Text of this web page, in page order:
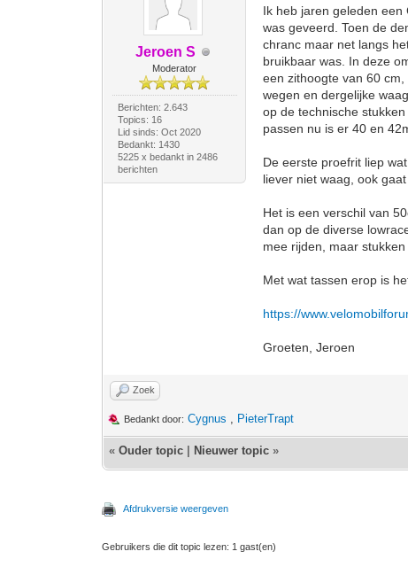
Jeroen S
Moderator
Berichten: 2.643
Topics: 16
Lid sinds: Oct 2020
Bedankt: 1430
5225 x bedankt in 2486
berichten
Ik heb jaren geleden
was geveerd. Toen de
chranc maar net langs
bruikbaar was. In deze
een zithoogte van 60
wegen en dergelijke
op de technische
passen nu is er 40 en
De eerste proefrit liep
liever niet waag, ook
Het is een verschil van
dan op de diverse
mee rijden, maar
Met wat tassen erop is
https://
Groeten, Jeroen
Zoek
Bedankt door: Cygnus , PieterTrapt
«Ouder topic Nieuwer topic »
Afdrukversie weergeven
Gebruikers die dit topic lezen: 1 gast(en)